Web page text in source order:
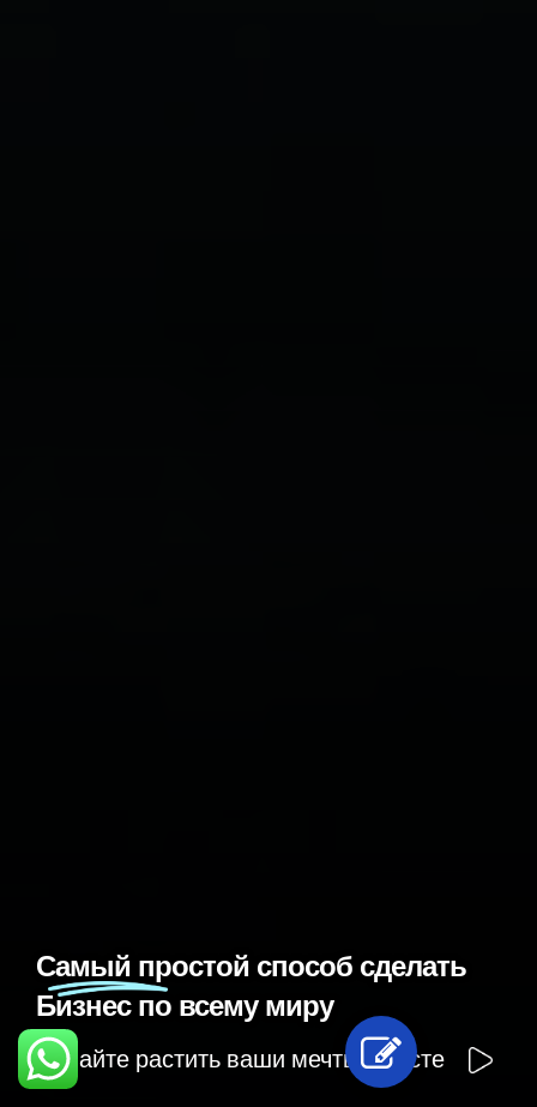
Самый простой способ сделать
Бизнес по всему миру
Давайте растить ваши мечты вместе